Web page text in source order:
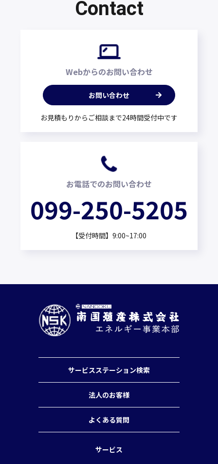
Contact
Webからのお問い合わせ
お問い合わせ
お見積もりからご相談まで24時間受付中です
お電話でのお問い合わせ
099-250-5205
【受付時間】9:00~17:00
サービスステーション検索
法人のお客様
よくある質問
サービス